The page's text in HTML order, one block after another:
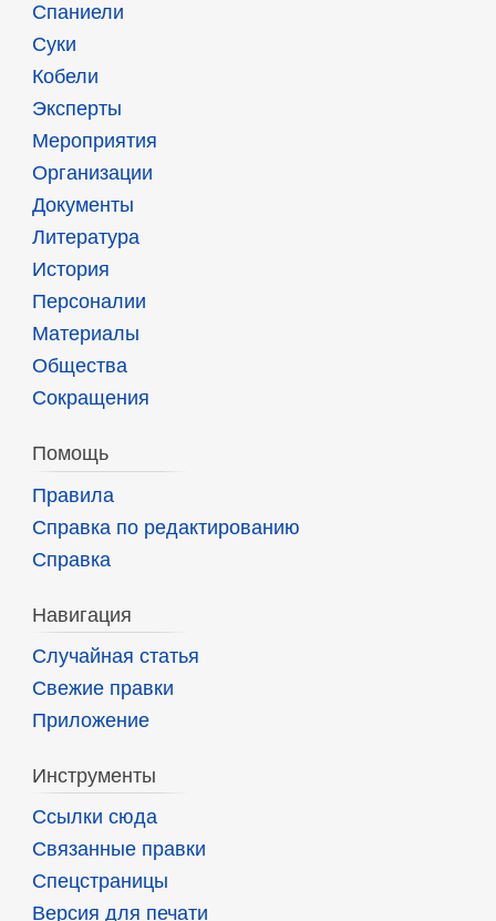
Спаниели
Суки
Кобели
Эксперты
Мероприятия
Организации
Документы
Литература
История
Персоналии
Материалы
Общества
Сокращения
Помощь
Правила
Справка по редактированию
Справка
Навигация
Случайная статья
Свежие правки
Приложение
Инструменты
Ссылки сюда
Связанные правки
Спецстраницы
Версия для печати